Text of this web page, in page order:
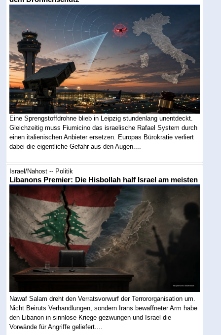
Eine Sprengstoffdrohne blieb in Leipzig stundenlang unentdeckt.
Gleichzeitig muss Fiumicino das israelische Rafael System durch
einen italienischen Anbieter ersetzen. Europas Bürokratie verliert
dabei die eigentliche Gefahr aus den Augen....
Israel/Nahost -- Politik
Libanons Premier: Die Hisbollah half Israel am meisten
Nawaf Salam dreht den Verratsvorwurf der Terrororganisation um.
Nicht Beiruts Verhandlungen, sondern Irans bewaffneter Arm habe
den Libanon in sinnlose Kriege gezwungen und Israel die
Vorwände für Angriffe geliefert....